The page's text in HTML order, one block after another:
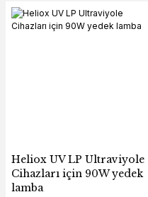
Heliox UV LP Ultraviyole
Cihazları için 90W yedek
lamba